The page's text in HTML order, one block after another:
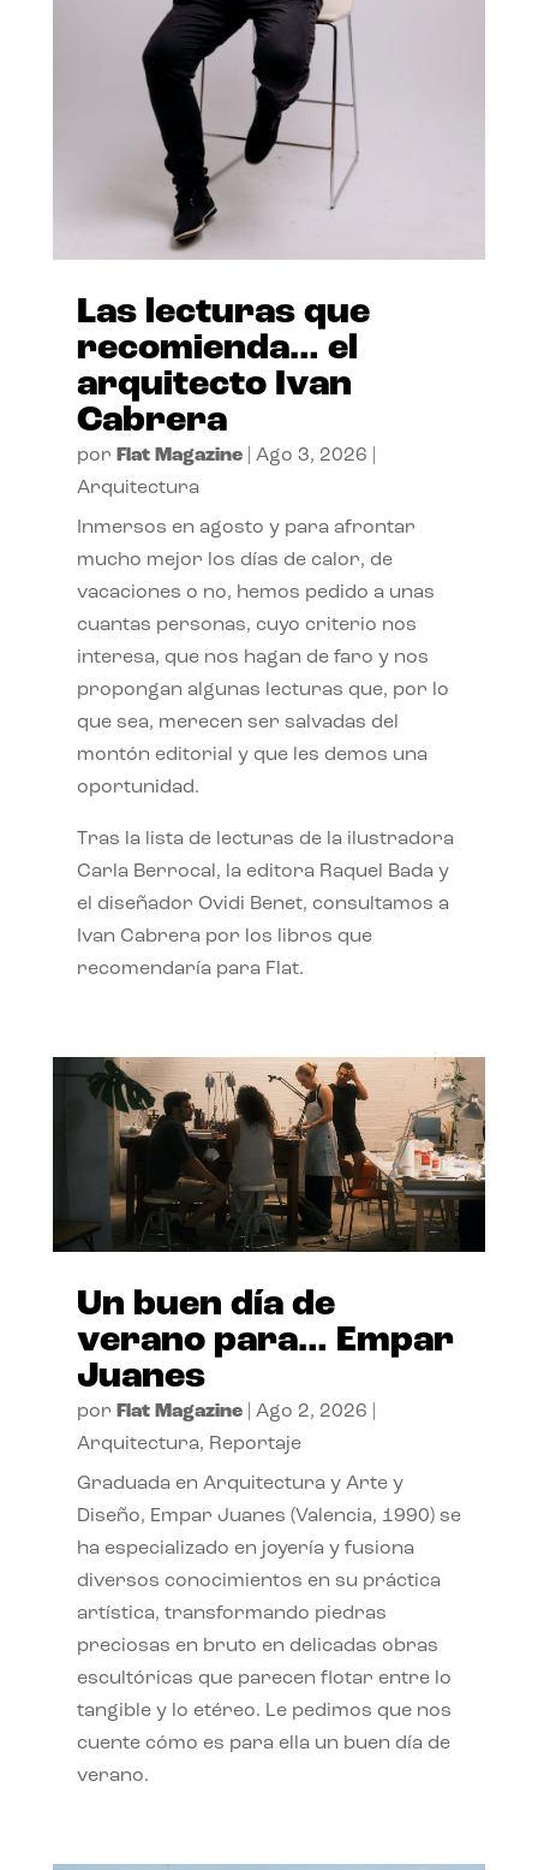
Las lecturas que
recomienda… el
arquitecto Ivan
Cabrera
por Flat Magazine| Ago 3, 2026
Arquitectura
Inmersos en agosto y para afrontar
mucho mejor los días de calor, de
vacaciones o no, hemos pedido a unas
cuantas personas, cuyo criterio nos
interesa, que nos hagan de faro y nos
propongan algunas lecturas que, por lo
que sea, merecen ser salvadas del
montón editorial y que les demos una
oportunidad.
Tras la lista de lecturas de la ilustradora
Carla Berrocal, la editora Raquel Bada y
el diseñador Ovidi Benet, consultamos a
Ivan Cabrera por los libros que
recomendaría para Flat.
Un buen día de
verano para… Empar
Juanes
por Flat Magazine| Ago 2, 2026
Arquitectura, Reportaje
Graduada en Arquitectura y Arte y
Diseño, Empar Juanes (Valencia, 1990) se
ha especializado en joyería y fusiona
diversos conocimientos en su práctica
artística, transformando piedras
preciosas en bruto en delicadas obras
escultóricas que parecen flotar entre lo
tangible y lo etéreo. Le pedimos que nos
cuente cómo es para ella un buen día de
verano.